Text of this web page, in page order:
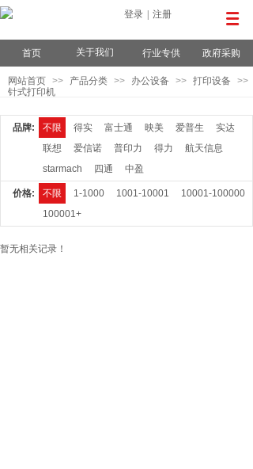
登录 注册
首页 关于我们 行业专供 政府采购
网站首页 >> 产品分类 >> 办公设备 >> 打印设备
>>
针式打印机
品牌: 不限 得实 富士通 映美 爱普生
实达
联想
爱信诺 普印力 得力
航天信息
starmach
四通 中盈
价格: 不限 1-1000 1001-10001
10001-100000
100001+
暂无相关记录！